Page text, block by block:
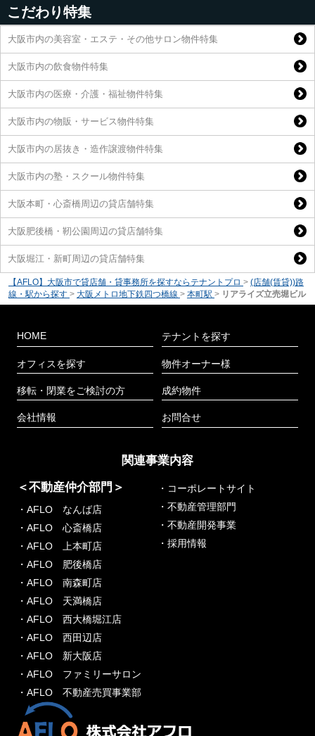
こだわり特集
大阪市内の美容室・エステ・その他サロン物件特集
大阪市内の飲食物件特集
大阪市内の医療・介護・福祉物件特集
大阪市内の物販・サービス物件特集
大阪市内の居抜き・造作譲渡物件特集
大阪市内の塾・スクール物件特集
大阪本町・心斎橋周辺の貸店舗特集
大阪肥後橋・靭公園周辺の貸店舗特集
大阪堀江・新町周辺の貸店舗特集
【AFLO】大阪市で貸店舗・貸事務所を探すならテナントプロ > (店舗(賃貸))路
線・駅から探す > 大阪メトロ地下鉄四つ橋線 > 本町駅 > リアライズ立売堀ビル
HOME
オフィスを探す
移転・閉業をご検討の方
会社情報
テナントを探す
物件オーナー様
成約物件
お問合せ
関連事業内容
＜不動産仲介部門＞
・AFLO なんば店
・AFLO 心斎橋店
・AFLO 上本町店
・AFLO 肥後橋店
・AFLO 南森町店
・AFLO 天満橋店
・AFLO 西大橋堀江店
・AFLO 西田辺店
・AFLO 新大阪店
・AFLO ファミリーサロン
・AFLO 不動産売買事業部
・コーポレートサイト
・不動産管理部門
・不動産開発事業
・採用情報